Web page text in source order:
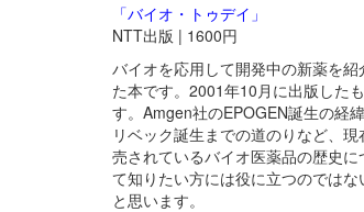
「バイオ・トゥデイ」
NTT出版 | 1600円
バイオを応用して開発中の新薬を紹
た本です。2001年10月に出版した
す。Amgen社のEPOGEN誕生の経
リベック誕生までの道のりなど、現
売されているバイオ医薬品の歴史に
て知りたい方には役に立つのではな
と思います。